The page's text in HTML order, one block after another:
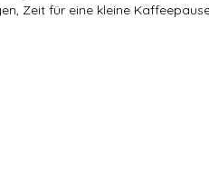
Zeit für eine kleine